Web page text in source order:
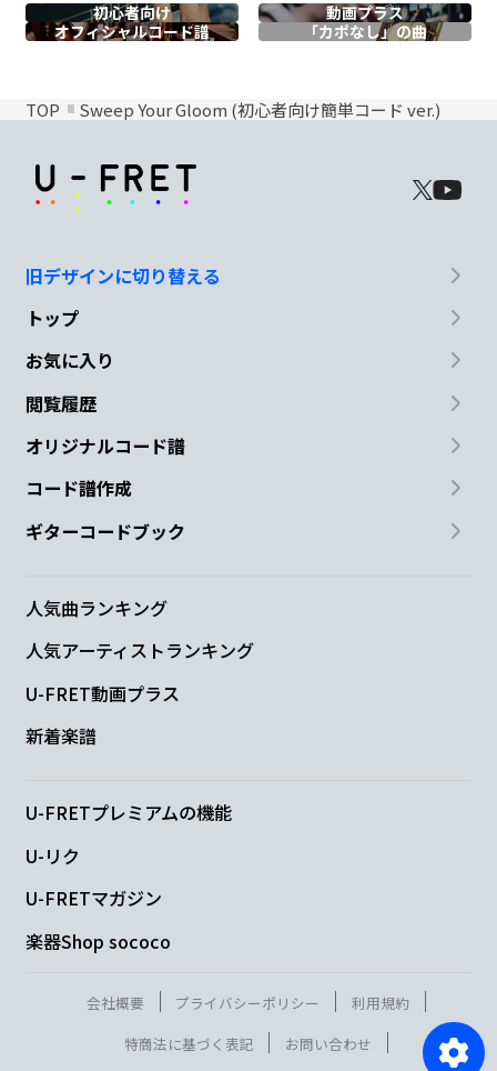
初心者向け
動画プラス
オフィシャルコード譜 「カポなし」の曲
TOP Sweep Your Gloom (初心者向け簡単コード ver.)
旧デザインに切り替える
トップ
お気に入り
閲覧履歴
オリジナルコード譜
コード譜作成
ギターコードブック
人気曲ランキング
人気アーティストランキング
U-FRET動画プラス
新着楽譜
U-FRETプレミアムの機能
U-リク
U-FRETマガジン
楽器Shop sococo
会社概要 プライバシーポリシー
利用規約
特商法に基づく表記
お問い合わせ